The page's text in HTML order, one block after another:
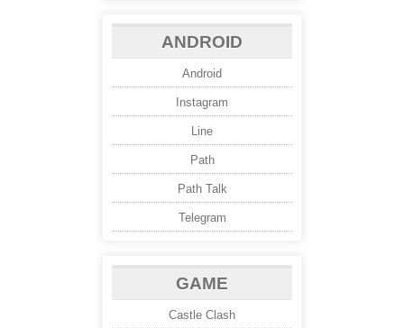
ANDROID
Android
Instagram
Line
Path
Path Talk
Telegram
GAME
Castle Clash